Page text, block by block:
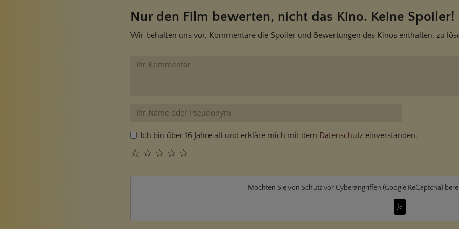
Nur den Film bewerten, nicht das Kino. Keine Spoiler!
Wir behalten uns vor, Kommentare die Spoiler und Bewertungen des Kinos enthalten, zu
Ich bin über 16 Jahre alt und erkläre mich mit dem Datenschutz einverstanden.
☆
☆
☆
☆
☆
Möchten Sie von Schutz vor Cyberangriffen (Google ReCaptcha)
Ja